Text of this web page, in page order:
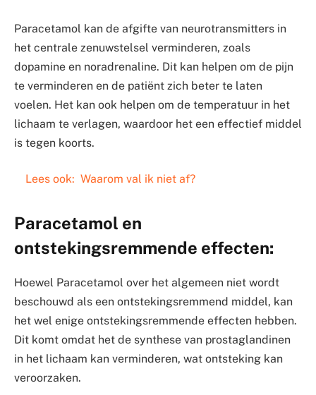
Paracetamol kan de afgifte van neurotransmitters in
het centrale zenuwstelsel verminderen, zoals
dopamine en noradrenaline. Dit kan helpen om de pijn
te verminderen en de patiënt zich beter te laten
voelen. Het kan ook helpen om de temperatuur in het
lichaam te verlagen, waardoor het een effectief middel
is tegen koorts.
Lees ook: Waarom val ik niet af?
Paracetamol en
ontstekingsremmende effecten:
Hoewel Paracetamol over het algemeen niet wordt
beschouwd als een ontstekingsremmend middel, kan
het wel enige ontstekingsremmende effecten hebben.
Dit komt omdat het de synthese van prostaglandinen
in het lichaam kan verminderen, wat ontsteking kan
veroorzaken.